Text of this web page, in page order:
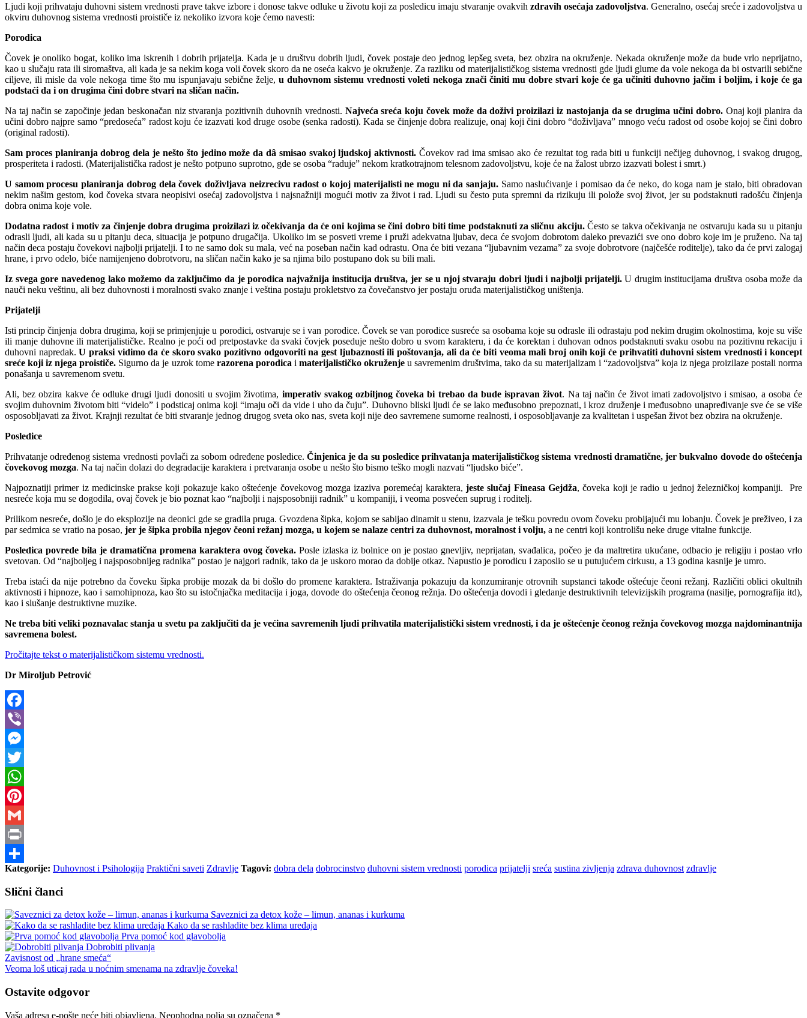
Ljudi koji prihvataju duhovni sistem vrednosti prave takve izbore i donose takve odluke u životu koji za posledicu imaju stvaranje ovakvih zdravih osećaja zadovoljstva. Generalno, osećaj sreće i zadovoljstva u
okviru duhovnog sistema vrednosti proističe iz nekoliko izvora koje ćemo navesti:
Porodica
Čovek je onoliko bogat, koliko ima iskrenih i dobrih prijatelja. Kada je u društvu dobrih ljudi, čovek postaje deo jednog lepšeg sveta, bez obzira na okruženje. Nekada okruženje može da bude vrlo neprijatno,
kao u slučaju rata ili siromaštva, ali kada je sa nekim koga voli čovek skoro da ne oseća kakvo je okruženje. Za razliku od materijalističkog sistema vrednosti gde ljudi glume da vole nekoga da bi ostvarili sebične
ciljeve, ili misle da vole nekoga time što mu ispunjavaju sebične želje,u duhovnom sistemu vrednosti voleti nekoga znači činiti mu dobre stvari koje će ga učiniti duhovno jačim i boljim, i koje će ga
podstaći da i on drugima čini dobre stvari na sličan način.
Na taj način se započinje jedan beskonačan niz stvaranja pozitivnih duhovnih vrednosti. Najveća sreća koju čovek može da doživi proizilazi iz nastojanja da se drugima učini dobro.Onaj koji planira da
učini dobro najpre samo “predoseća” radost koju će izazvati kod druge osobe (senka radosti). Kada se činjenje dobra realizuje, onaj koji čini dobro “doživljava” mnogo veću radost od osobe kojoj se čini dobro
(original radosti).
Sam proces planiranja dobrog dela je nešto što jedino može da dâ smisao svakoj ljudskoj aktivnosti. Čovekov rad ima smisao ako će rezultat tog rada biti u funkciji nečijeg duhovnog, i svakog drugog,
prosperiteta i radosti. (Materijalistička radost je nešto potpuno suprotno, gde se osoba “raduje” nekom kratkotrajnom telesnom zadovoljstvu, koje će na žalost ubrzo izazvati bolest i smrt.)
U samom procesu planiranja dobrog dela čovek doživljava neizrecivu radost o kojoj materijalisti ne mogu ni da sanjaju. Samo naslućivanje i pomisao da će neko, do koga nam je stalo, biti obradovan
nekim našim gestom, kod čoveka stvara neopisivi osećaj zadovoljstva i najsnažniji mogući motiv za život i rad. Ljudi su često puta spremni da rizikuju ili polože svoj život, jer su podstaknuti radošću činjenja
dobra onima koje vole.
Dodatna radost i motiv za činjenje dobra drugima proizilazi iz očekivanja da će oni kojima se čini dobro biti time podstaknuti za sličnu akciju.Često se takva očekivanja ne ostvaruju kada su u pitanju
odrasli ljudi, ali kada su u pitanju deca, situacija je potpuno drugačija. Ukoliko im se posveti vreme i pruži adekvatna ljubav, deca će svojom dobrotom daleko prevazići sve ono dobro koje im je pruženo. Na taj
način deca postaju čovekovi najbolji prijatelji. I to ne samo dok su mala, već na poseban način kad odrastu. Ona će biti vezana “ljubavnim vezama” za svoje dobrotvore (najčešće roditelje), tako da će prvi zalogaj
hrane, i prvo odelo, biće namijenjeno dobrotvoru, na sličan način kako je sa njima bilo postupano dok su bili mali.
Iz svega gore navedenog lako možemo da zaključimo da je porodica najvažnija institucija društva, jer se u njoj stvaraju dobri ljudi i najbolji prijatelji.U drugim institucijama društva osoba može da
nauči neku veštinu, ali bez duhovnosti i moralnosti svako znanje i veština postaju prokletstvo za čovečanstvo jer postaju oruđa materijalističkog uništenja.
Prijatelji
Isti princip činjenja dobra drugima, koji se primjenjuje u porodici, ostvaruje se i van porodice. Čovek se van porodice susreće sa osobama koje su odrasle ili odrastaju pod nekim drugim okolnostima, koje su više
ili manje duhovne ili materijalističke. Realno je poći od pretpostavke da svaki čovjek poseduje nešto dobro u svom karakteru, i da će korektan i duhovan odnos podstaknuti svaku osobu na pozitivnu rekaciju i
duhovni napredak. U praksi vidimo da će skoro svako pozitivno odgovoriti na gest ljubaznosti ili poštovanja, ali da će biti veoma mali broj onih koji će prihvatiti duhovni sistem vrednosti i koncept
sreće koji iz njega proističe. Sigurno da je uzrok tome razorena porodica i materijalističko okruženje u savremenim društvima, tako da su materijalizam i “zadovoljstva” koja iz njega proizilaze postali norma
ponašanja u savremenom svetu.
Ali, bez obzira kakve će odluke drugi ljudi donositi u svojim životima, imperativ svakog ozbiljnog čoveka bi trebao da bude ispravan život. Na taj način će život imati zadovoljstvo i smisao, a osoba će
svojim duhovnim životom biti “videlo” i podsticaj onima koji “imaju oči da vide i uho da čuju”. Duhovno bliski ljudi će se lako međusobno prepoznati, i kroz druženje i međusobno unapređivanje sve će se više
osposobljavati za život. Krajnji rezultat će biti stvaranje jednog drugog sveta oko nas, sveta koji nije deo savremene sumorne realnosti, i osposobljavanje za kvalitetan i uspešan život bez obzira na okruženje.
Posledice
Prihvatanje određenog sistema vrednosti povlači za sobom određene posledice. Činjenica je da su posledice prihvatanja materijalističkog sistema vrednosti dramatične, jer bukvalno dovode do oštećenja
čovekovog mozga. Na taj način dolazi do degradacije karaktera i pretvaranja osobe u nešto što bismo teško mogli nazvati “ljudsko biće”.
Najpoznatiji primer iz medicinske prakse koji pokazuje kako oštećenje čovekovog mozga izaziva poremećaj karaktera,jeste slučaj Fineasa Gejdža, čoveka koji je radio u jednoj železničkoj kompaniji. Pre
nesreće koja mu se dogodila, ovaj čovek je bio poznat kao “najbolji i najsposobniji radnik” u kompaniji, i veoma posvećen suprug i roditelj.
Prilikom nesreće, došlo je do eksplozije na deonici gde se gradila pruga. Gvozdena šipka, kojom se sabijao dinamit u stenu, izazvala je tešku povredu ovom čoveku probijajući mu lobanju. Čovek je preživeo, i za
par sedmica se vratio na posao, jer je šipka probila njegov čeoni režanj mozga, u kojem se nalaze centri za duhovnost, moralnost i volju, a ne centri koji kontrolišu neke druge vitalne funkcije.
Posledica povrede bila je dramatična promena karaktera ovog čoveka.Posle izlaska iz bolnice on je postao gnevljiv, neprijatan, svađalica, počeo je da maltretira ukućane, odbacio je religiju i postao vrlo
svetovan. Od “najboljeg i najsposobnijeg radnika” postao je najgori radnik, tako da je uskoro morao da dobije otkaz. Napustio je porodicu i zaposlio se u putujućem cirkusu, a 13 godina kasnije je umro.
Treba istaći da nije potrebno da čoveku šipka probije mozak da bi došlo do promene karaktera. Istraživanja pokazuju da konzumiranje otrovnih supstanci takođe oštećuje čeoni režanj. Različiti oblici okultnih
aktivnosti i hipnoze, kao i samohipnoza, kao što su istočnjačka meditacija i joga, dovode do oštećenja čeonog režnja. Do oštećenja dovodi i gledanje destruktivnih televizijskih programa (nasilje, pornografija itd),
kao i slušanje destruktivne muzike.
Ne treba biti veliki poznavalac stanja u svetu pa zaključiti da je većina savremenih ljudi prihvatila materijalistički sistem vrednosti, i da je oštećenje čeonog režnja čovekovog mozga najdominantnija
savremena bolest.
Pročitajte tekst o materijalističkom sistemu vrednosti.
Dr Miroljub Petrović
Facebook
Viber
Messenger
Twitter
WhatsApp
Pinterest
Gmail
Print
Share
Kategorije: Duhovnost i Psihologija Praktični saveti Zdravlje Tagovi: dobra dela dobrocinstvo duhovni sistem vrednosti porodica prijatelji sreća sustina zivljenja zdrava duhovnost zdravlje
Slični članci
Saveznici za detox kože – limun, ananas i kurkuma
Kako da se rashladite bez klima uređaja
Prva pomoć kod glavobolja
Dobrobiti plivanja
Zavisnost od „hrane smeća“
Veoma loš uticaj rada u noćnim smenama na zdravlje čoveka!
Ostavite odgovor
Vaša adresa e-pošte neće biti objavljena. Neophodna polja su označena *